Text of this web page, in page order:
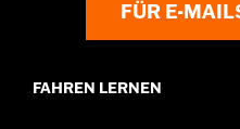
d.com/warrantyfor full details
FÜR E-
FAHREN LERNEN